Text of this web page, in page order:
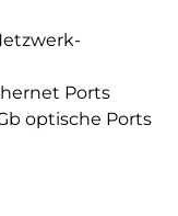
Ports
optische Ports